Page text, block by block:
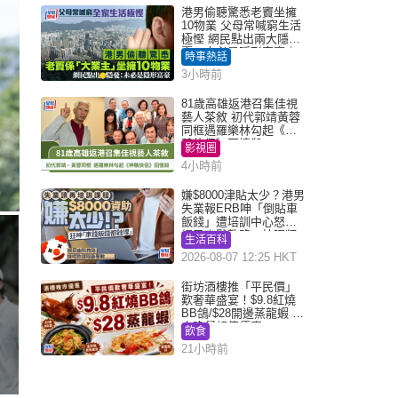
港男偷聽驚悉老竇坐擁
10物業 父母常喊窮生活
極慳 網民點出兩大隱
憂：未必是隱形富豪｜
Juicy叮
時事熱話
3小時前
81歲高雄返港召集佳視
藝人茶敘 初代郭靖黃蓉
同框遇羅樂林勾起《神
鵰俠侶》回憶殺
影視圈
4小時前
嫌$8000津貼太少？港男
失業報ERB呻「倒貼車
飯錢」遭培訓中心怒轟
網民幽默教路：揀呢類
課程唔會蝕...
生活百科
2026-08-07 12:25 HKT
街坊酒樓推「平民價」
歎奢華盛宴！$9.8紅燒
BB鴿/$28開邊蒸龍蝦 3
大晚餐超值優惠
飲食
21小時前